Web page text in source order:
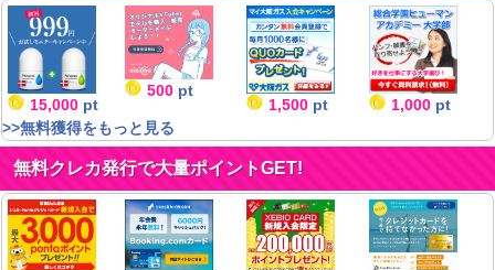
15,000 pt
500 pt
1,500 pt 1,000 pt
>>無料獲得をもっと見る
無料クレカ発行で大量ポイントGET!